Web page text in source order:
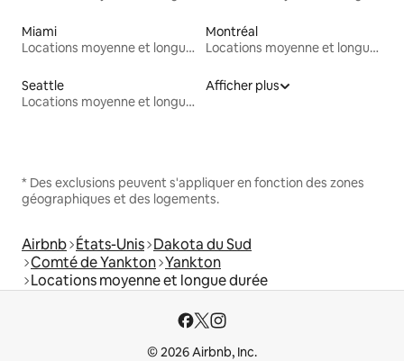
Miami
Locations moyenne et longue durée
Montréal
Locations moyenne et longue durée
Seattle
Locations moyenne et longue durée
Afficher plus
* Des exclusions peuvent s'appliquer en fonction des zones
géographiques et des logements.
Airbnb États-Unis Dakota du Sud
Comté de Yankton Yankton
Locations moyenne et longue durée
© 2026 Airbnb, Inc.